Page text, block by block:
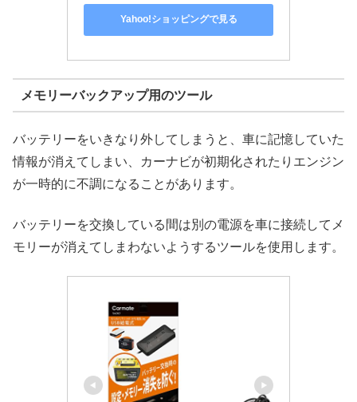
Yahoo!ショッピングで見る
メモリーバックアップ用のツール
バッテリーをいきなり外してしまうと、車に記憶していた
情報が消えてしまい、カーナビが初期化されたりエンジン
が一時的に不調になることがあります。
バッテリーを交換している間は別の電源を車に接続してメ
モリーが消えてしまわないようするツールを使用します。